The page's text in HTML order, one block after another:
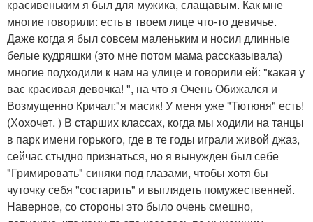
красивеньким я был для мужика, слащавым. Как мне
многие говорили: есть в твоем лице что-то девичье.
Даже когда я был совсем маленьким и носил длинные
белые кудряшки (это мне потом мама рассказывала)
многие подходили к нам на улице и говорили ей: "какая у
вас красивая девочка! ", на что я Очень Обижался и
Возмущенно Кричал:"я масик! У меня уже "Тютюня" есть!
(Хохочет. ) В старших классах, когда мы ходили на танцы
в парк имени горького, где в те годы играли живой джаз,
сейчас стыдно признаться, но я вынужден был себе
"Гримировать" синяки под глазами, чтобы хотя бы
чуточку себя "состарить" и выглядеть помужественней.
Наверное, со стороны это было очень смешно,